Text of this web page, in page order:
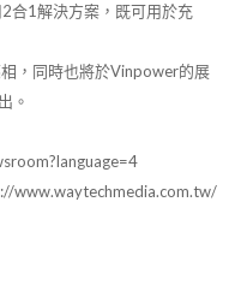
合1解決方案，既可用於充
，同時也將於Vinpower的展
。
www.waytechmedia.com.tw/